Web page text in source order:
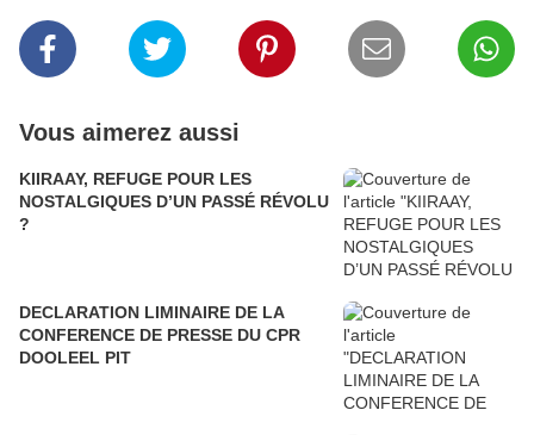
Vous aimerez aussi
KIIRAAY, REFUGE POUR LES
NOSTALGIQUES D’UN PASSÉ RÉVOLU
?
DECLARATION LIMINAIRE DE LA
CONFERENCE DE PRESSE DU CPR
DOOLEEL PIT